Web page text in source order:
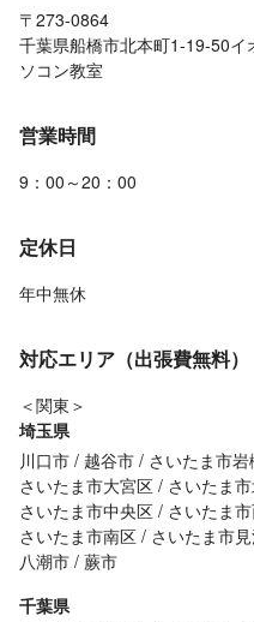
〒273-0864
千葉県船橋市北本町1-19-50
ソコン教室
営業時間
9：00～20：00
定休日
年中無休
対応エリア（出張費無料）
＜関東＞
埼玉県
川口市
越谷市 さいたま市岩
さいたま市大宮区
さいたま
さいたま市中央区
さいたま
さいたま市南区
さいたま市
八潮市 蕨市
千葉県